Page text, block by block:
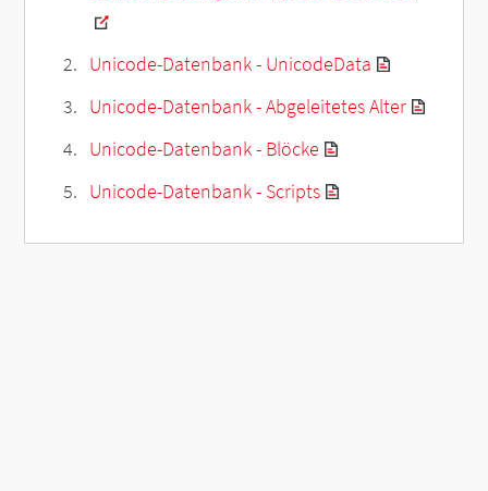
Unicode-Datenbank - UnicodeData
Unicode-Datenbank - Abgeleitetes Alter
Unicode-Datenbank - Blöcke
Unicode-Datenbank - Scripts